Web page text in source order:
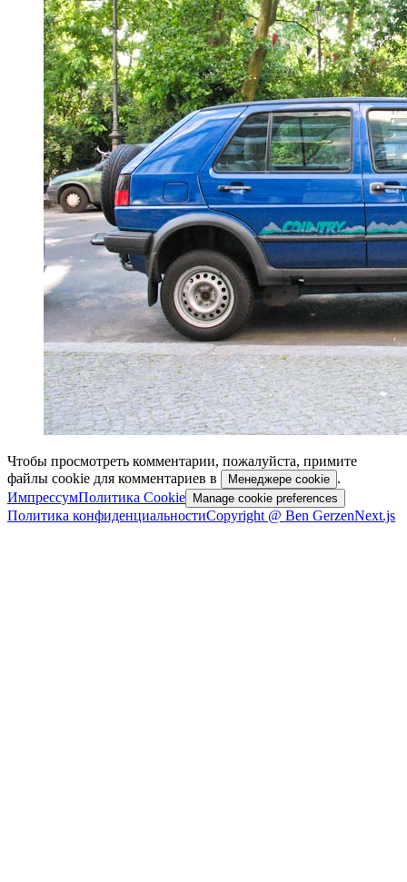
Чтобы просмотреть комментарии, пожалуйста, примите
файлы cookie для комментариев в
Менеджере cookie .
ИмпрессумПолитика Cookie Manage cookie preferences
Политика конфиденциальностиCopyright @ Ben GerzenNext.js